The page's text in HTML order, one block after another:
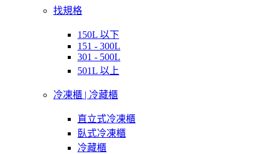
找規格
150L 以下
151 - 300L
301 - 500L
501L 以上
冷凍櫃 | 冷藏櫃
直立式冷凍櫃
臥式冷凍櫃
冷藏櫃